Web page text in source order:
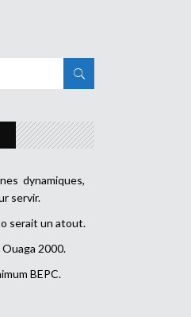
dynamiques,
servir.
serait un atout.
2000.
BEPC.